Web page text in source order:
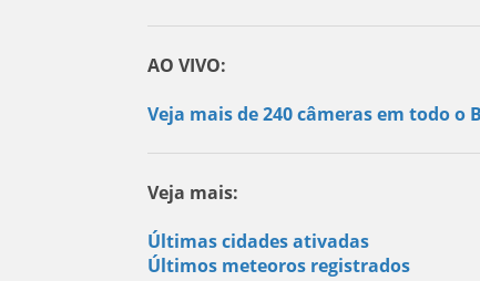
AO VIVO:
Veja mais de 240 câmeras em todo o
Veja mais:
Últimas cidades ativadas
Últimos meteoros registrados